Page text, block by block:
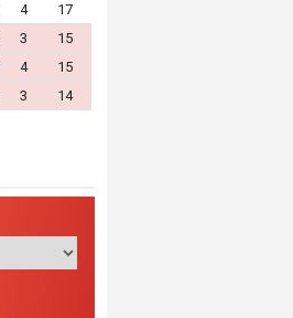
4
17
3
15
4
15
3 14